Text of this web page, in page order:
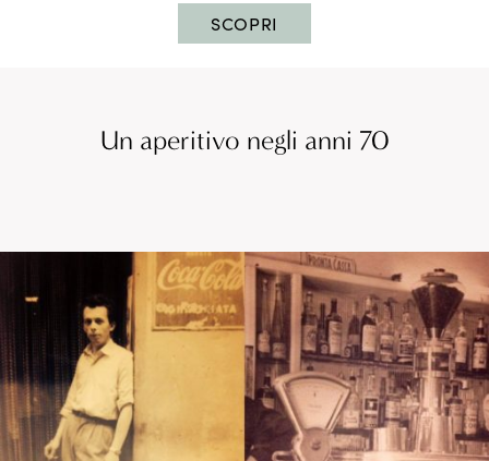
SCOPRI
Un aperitivo negli anni 70